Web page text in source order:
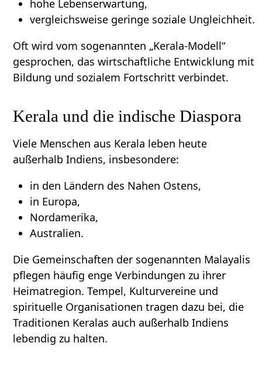
hohe Lebenserwartung,
vergleichsweise geringe soziale Ungleichheit.
Oft wird vom sogenannten „Kerala-Modell“
gesprochen, das wirtschaftliche Entwicklung mit
Bildung und sozialem Fortschritt verbindet.
Kerala und die indische Diaspora
Viele Menschen aus Kerala leben heute
außerhalb Indiens, insbesondere:
in den Ländern des Nahen Ostens,
in Europa,
Nordamerika,
Australien.
Die Gemeinschaften der sogenannten Malayalis
pflegen häufig enge Verbindungen zu ihrer
Heimatregion. Tempel, Kulturvereine und
spirituelle Organisationen tragen dazu bei, die
Traditionen Keralas auch außerhalb Indiens
lebendig zu halten.